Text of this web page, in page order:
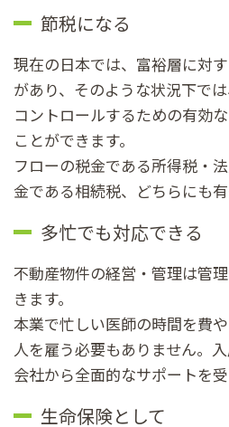
節税になる
現在の日本では、富裕層に対
があり、そのような状況下で
コントロールするための有効
ことができます。
フローの税金である所得税・
金である相続税、どちらにも有
多忙でも対応できる
不動産物件の経営・管理は管
きます。
本業で忙しい医師の時間を費や
人を雇う必要もありません。
会社から全面的なサポートを受
生命保険として